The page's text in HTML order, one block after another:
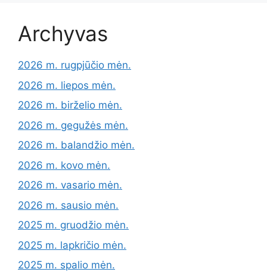
Archyvas
2026 m. rugpjūčio mėn.
2026 m. liepos mėn.
2026 m. birželio mėn.
2026 m. gegužės mėn.
2026 m. balandžio mėn.
2026 m. kovo mėn.
2026 m. vasario mėn.
2026 m. sausio mėn.
2025 m. gruodžio mėn.
2025 m. lapkričio mėn.
2025 m. spalio mėn.